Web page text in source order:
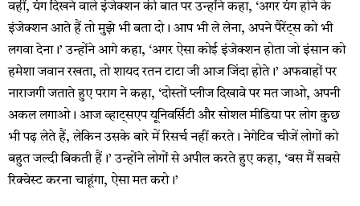
वहीं, यंग दिखने वाले इंजेक्शन की बात पर उन्होंने कहा, ‘अगर यंग होने के
इंजेक्शन आते हैं तो मुझे भी बता दो। आप भी ले लेना, अपने पैरेंट्स को भी
लगवा देना।’ उन्होंने आगे कहा, ‘अगर ऐसा कोई इंजेक्शन होता जो इंसान को
हमेशा जवान रखता, तो शायद रतन टाटा जी आज जिंदा होते।’ अफवाहों पर
नाराजगी जताते हुए पराग ने कहा, ‘दोस्तों प्लीज दिखावे पर मत जाओ, अपनी
अकल लगाओ। आज व्हाट्सएप यूनिवर्सिटी और सोशल मीडिया पर लोग कुछ
भी पढ़ लेते हैं, लेकिन उसके बारे में रिसर्च नहीं करते। नेगेटिव चीजें लोगों को
बहुत जल्दी बिकती हैं।’ उन्होंने लोगों से अपील करते हुए कहा, ‘बस मैं सबसे
रिक्वेस्ट करना चाहूंगा, ऐसा मत करो।’